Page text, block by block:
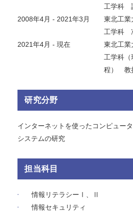
工学科
2008年4月 - 2021年3月
東北工業
工学科
2021年4月 - 現在
東北工業
工学科
程） 教
研究分野
インターネットを使ったコンピュー
システムの研究
担当科目
情報リテラシーⅠ、Ⅱ
情報セキュリティ